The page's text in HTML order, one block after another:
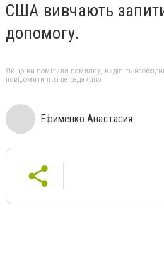
США вивчають
допомогу.
Якщо ви помітили помилку, виділіть
повідомити про це редакцію
Ефименко Анастасия